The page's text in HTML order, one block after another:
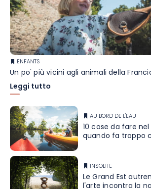
ENFANTS
Un po' più vicini agli animali della
Leggi tutto
AU BORD DE L'EAU
10 cose da fare nel
quando fa troppo
INSOLITE
Le Grand Est
l'arte incontra la